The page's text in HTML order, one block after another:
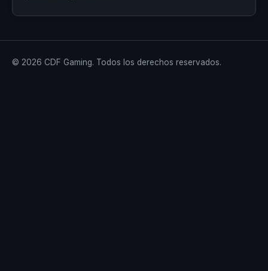
© 2026 CDF Gaming. Todos los derechos reservados.